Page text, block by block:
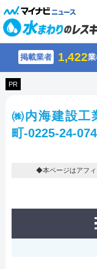
掲載業者 1,422
PR
㈱内海建設工
町-0225-24-
◆本ページはアフィ